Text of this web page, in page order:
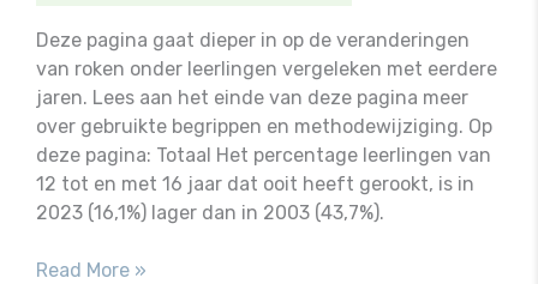
Deze pagina gaat dieper in op de veranderingen
van roken onder leerlingen vergeleken met eerdere
jaren. Lees aan het einde van deze pagina meer
over gebruikte begrippen en methodewijziging. Op
deze pagina: Totaal Het percentage leerlingen van
12 tot en met 16 jaar dat ooit heeft gerookt, is in
2023 (16,1%) lager dan in 2003 (43,7%).
Vergelijking
Read More »